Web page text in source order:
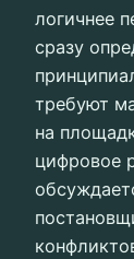
логичнее
сразу
требуют
на
цифровое